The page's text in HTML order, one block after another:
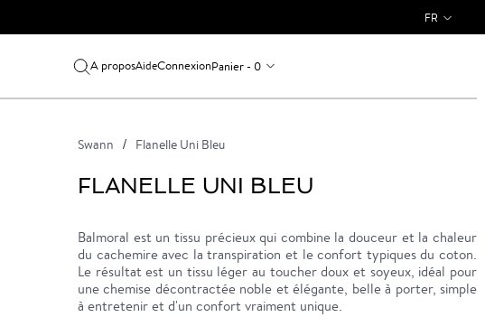
FR
A proposAideConnexionPanier - 0
Swann Flanelle Uni Bleu
FLANELLE UNI BLEU
Balmoral est un tissu précieux qui combine la douceur et la chaleur
du cachemire avec la transpiration et le confort typiques du coton.
Le résultat est un tissu léger au toucher doux et soyeux, idéal pour
une chemise décontractée noble et élégante, belle à porter, simple
à entretenir et d'un confort vraiment unique.